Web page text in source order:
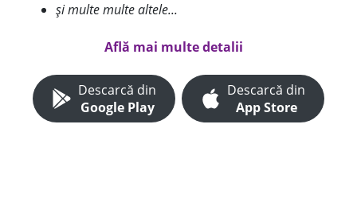
și multe multe altele...
Află mai multe detalii
Descarcă din
Google Play
Descarcă din
App Store